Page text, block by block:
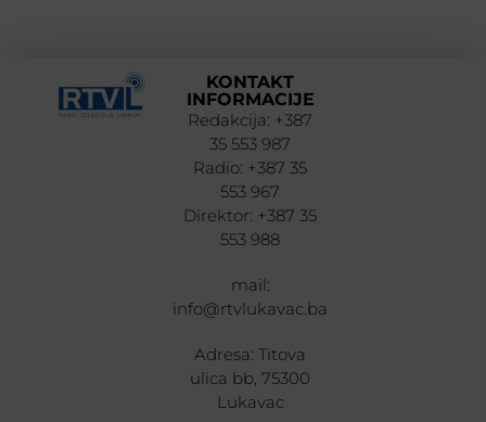
KONTAKT
INFORMACIJE
Redakcija: +387
35 553 987
Radio: +387 35
553 967
Direktor: +387 35
553 988
mail:
info@rtvlukavac.ba
Adresa: Titova
ulica bb, 75300
Lukavac